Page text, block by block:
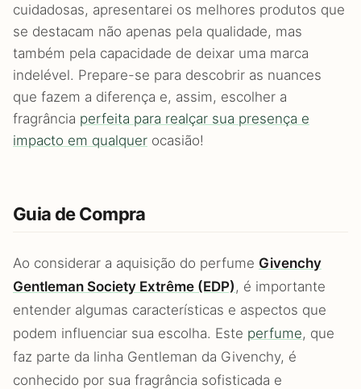
cuidadosas, apresentarei os melhores produtos que
se destacam não apenas pela qualidade, mas
também pela capacidade de deixar uma marca
indelével. Prepare-se para descobrir as nuances
que fazem a diferença e, assim, escolher a
fragrância perfeita para realçar sua presença e
impacto em qualquer ocasião!
Guia de Compra
Ao considerar a aquisição do perfume Givenchy
Gentleman Society Extrême (EDP) , é importante
entender algumas características e aspectos que
podem influenciar sua escolha. Este perfume, que
faz parte da linha Gentleman da Givenchy, é
conhecido por sua fragrância sofisticada e